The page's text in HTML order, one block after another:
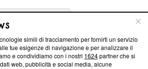
informazioni trasparenti su Blasting
editoriali e su come ci impegniamo a
Inoltre, afferma la nostra aderenza a
simili di tracciamento per fornirti un servizio
tue esigenze di navigazione e per analizzare il
e condividiamo con i nostri 1624partner che si
web, pubblicità e social media, alcune